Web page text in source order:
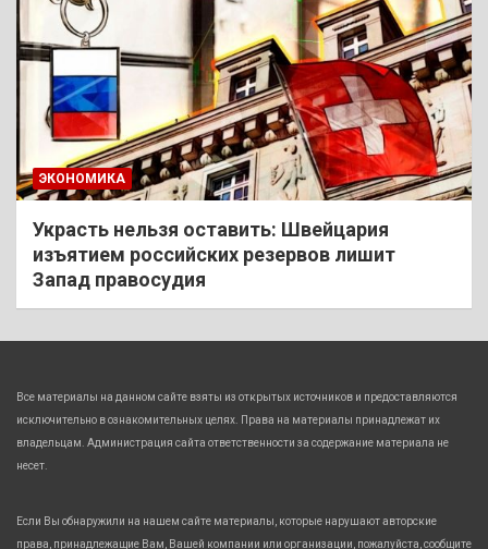
ЭКОНОМИКА
Украсть нельзя оставить: Швейцария
изъятием российских резервов лишит
Запад правосудия
Все материалы на данном сайте взяты из открытых источников и предоставляются
исключительно в ознакомительных целях. Права на материалы принадлежат их
владельцам. Администрация сайта ответственности за содержание материала не
несет.
Если Вы обнаружили на нашем сайте материалы, которые нарушают авторские
права, принадлежащие Вам, Вашей компании или организации, пожалуйста, сообщите